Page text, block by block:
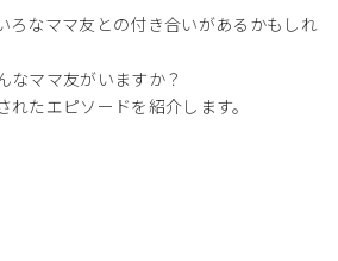
ろなママ友との付き合いがあるかもしれ
なママ友がいますか？
たエピソードを紹介します。